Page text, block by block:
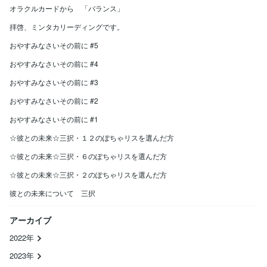
オラクルカードから 「バランス」
拝啓、ミンタカリーディングです。
おやすみなさいその前に #5
おやすみなさいその前に #4
おやすみなさいその前に #3
おやすみなさいその前に #2
おやすみなさいその前に #1
☆彼との未来☆三択・１２のぽちゃリスを選んだ方
☆彼との未来☆三択・６のぽちゃリスを選んだ方
☆彼との未来☆三択・２のぽちゃリスを選んだ方
彼との未来について 三択
アーカイブ
2022年
2023年